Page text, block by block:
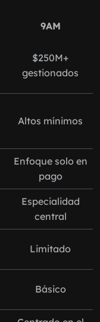
9AM
$250M+
gestionados
Altos mínimos
Enfoque solo en
pago
Especialidad
central
Limitado
Básico